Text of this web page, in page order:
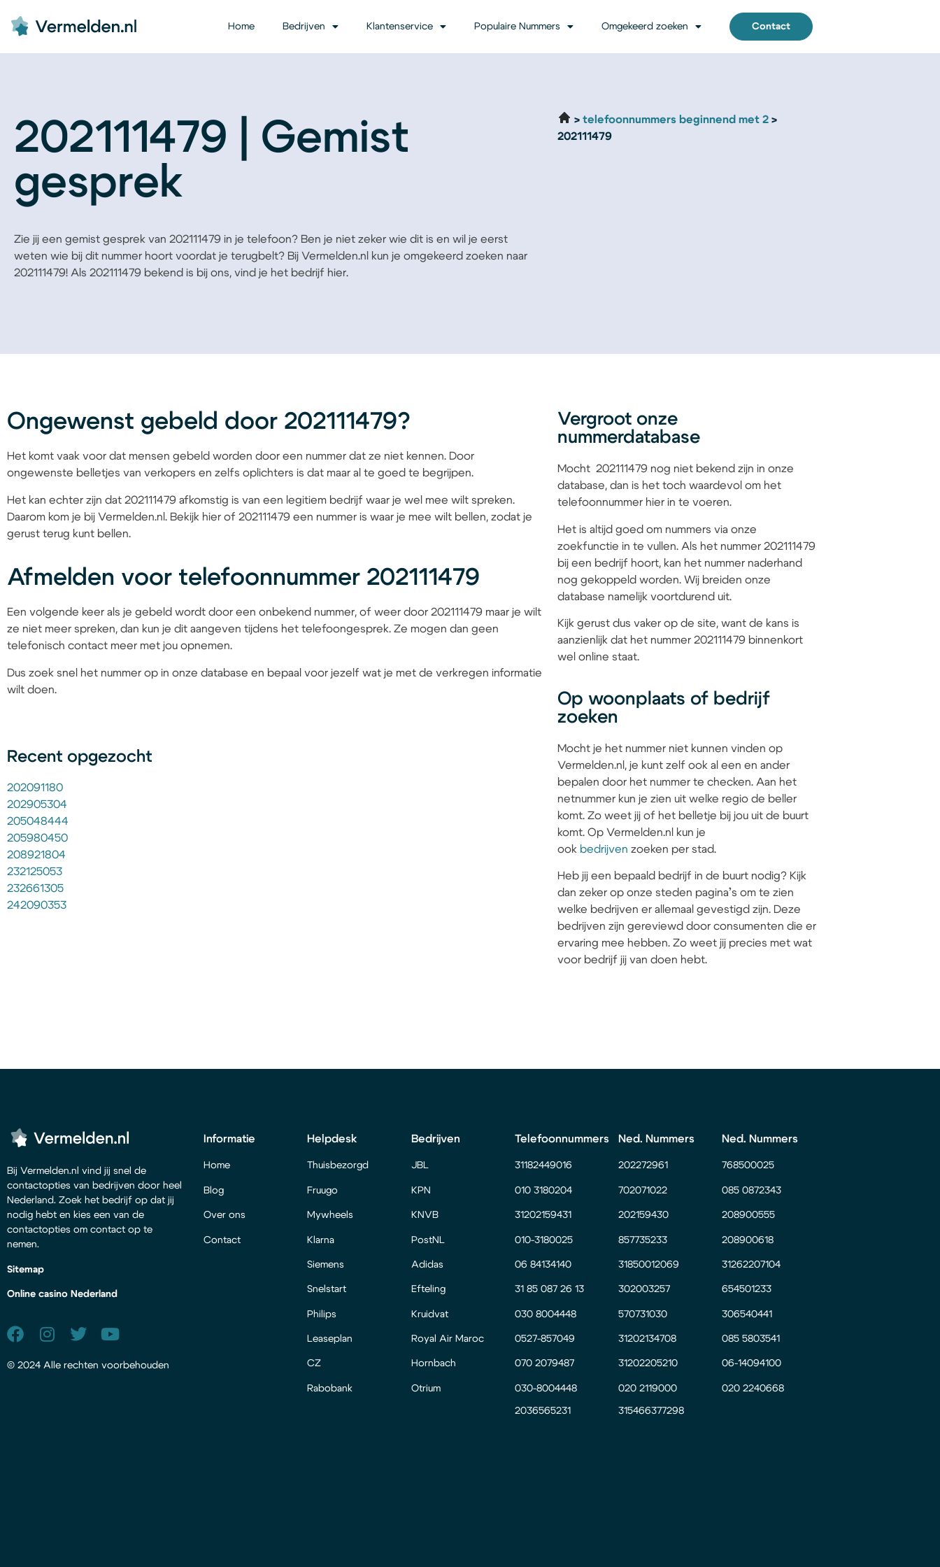
Home Bedrijven Klantenservice Populaire Nummers Omgekeerd zoeken Contact
202111479 | Gemist
gesprek
Zie jij een gemist gesprek van 202111479 in je telefoon? Ben je niet zeker wie dit is en wil je eerst
weten wie bij dit nummer hoort voordat je terugbelt? Bij Vermelden.nl kun je omgekeerd zoeken naar
202111479! Als 202111479 bekend is bij ons, vind je het bedrijf hier.
telefoonnummers beginnend met 2
202111479
Ongewenst gebeld door 202111479?
Het komt vaak voor dat mensen gebeld worden door een nummer dat ze niet kennen. Door
ongewenste belletjes van verkopers en zelfs oplichters is dat maar al te goed te begrijpen.
Het kan echter zijn dat 202111479 afkomstig is van een legitiem bedrijf waar je wel mee wilt spreken.
Daarom kom je bij Vermelden.nl. Bekijk hier of 202111479 een nummer is waar je mee wilt bellen, zodat je
gerust terug kunt bellen.
Afmelden voor telefoonnummer 202111479
Een volgende keer als je gebeld wordt door een onbekend nummer, of weer door 202111479 maar je wilt
ze niet meer spreken, dan kun je dit aangeven tijdens het telefoongesprek. Ze mogen dan geen
telefonisch contact meer met jou opnemen.
Dus zoek snel het nummer op in onze database en bepaal voor jezelf wat je met de verkregen informatie
wilt doen.
Recent opgezocht
202091180
202905304
205048444
205980450
208921804
232125053
232661305
242090353
Vergroot onze
nummerdatabase
Mocht 202111479 nog niet bekend zijn in onze
database, dan is het toch waardevol om het
telefoonnummer hier in te voeren.
Het is altijd goed om nummers via onze
zoekfunctie in te vullen. Als het nummer 202111479
bij een bedrijf hoort, kan het nummer naderhand
nog gekoppeld worden. Wij breiden onze
database namelijk voortdurend uit.
Kijk gerust dus vaker op de site, want de kans is
aanzienlijk dat het nummer 202111479 binnenkort
wel online staat.
Op woonplaats of bedrijf
zoeken
Mocht je het nummer niet kunnen vinden op
Vermelden.nl, je kunt zelf ook al een en ander
bepalen door het nummer te checken. Aan het
netnummer kun je zien uit welke regio de beller
komt. Zo weet jij of het belletje bij jou uit de buurt
komt. Op Vermelden.nl kun je
ook bedrijven zoeken per stad.
Heb jij een bepaald bedrijf in de buurt nodig? Kijk
dan zeker op onze steden pagina’s om te zien
welke bedrijven er allemaal gevestigd zijn. Deze
bedrijven zijn gereviewd door consumenten die er
ervaring mee hebben. Zo weet jij precies met wat
voor bedrijf jij van doen hebt.
Bij Vermelden.nl vind jij snel de
contactopties van bedrijven door heel
Nederland. Zoek het bedrijf op dat jij
nodig hebt en kies een van de
contactopties om contact op te
nemen.
Sitemap
Online casino Nederland
© 2024 Alle rechten voorbehouden
Informatie
Home
Blog
Over ons
Contact
Helpdesk
Thuisbezorgd
Fruugo
Mywheels
Klarna
Siemens
Snelstart
Philips
Leaseplan
CZ
Rabobank
Bedrijven
JBL
KPN
KNVB
PostNL
Adidas
Efteling
Kruidvat
Royal Air Maroc
Hornbach
Otrium
Telefoonnummers
31182449016
010 3180204
31202159431
010-3180025
06 84134140
31 85 087 26 13
030 8004448
0527-857049
070 2079487
030-8004448
2036565231
Ned. Nummers
202272961
702071022
202159430
857735233
31850012069
302003257
570731030
31202134708
31202205210
020 2119000
315466377298
Ned. Nummers
768500025
085 0872343
208900555
208900618
31262207104
654501233
306540441
085 5803541
06-14094100
020 2240668